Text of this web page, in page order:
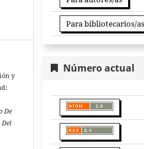
y
De
Del
Para bibliotecarios/as
Número actual